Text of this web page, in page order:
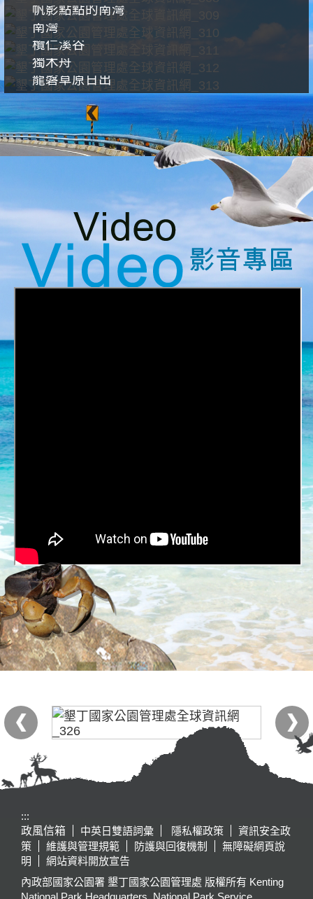
帆影點點的南灣
南灣
欖仁溪谷
獨木舟
龍磐草原日出
:::
政風信箱
中英日雙語詞彙 隱私權政策
資訊安全政
策
維護與管理規範 防護與回復機制
無障礙網頁說
明
網站資料開放宣告
內政部國家公園署 墾丁國家公園管理處 版權所有 Kenting
National Park Headquarters, National Park Service,